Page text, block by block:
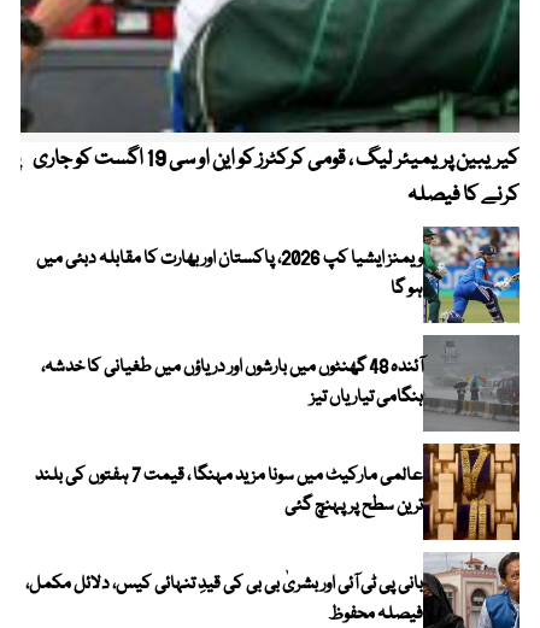
کیریبین پریمیئر لیگ ، قومی کرکٹرز کو این او سی 19 اگست کو جاری
کرنے کا فیصلہ
ویمنز ایشیا کپ 2026، پاکستان اور بھارت کا مقابلہ دبئی میں
ہو گا
آئندہ 48 گھنٹوں میں بارشوں اور دریاؤں میں طغیانی کا خدشہ،
ہنگامی تیاریاں تیز
عالمی مارکیٹ میں سونا مزید مہنگا ، قیمت 7 ہفتوں کی بلند
ترین سطح پر پہنچ گئی
بانی پی ٹی آئی اور بشریٰ بی بی کی قیدِ تنہائی کیس، دلائل مکمل،
فیصلہ محفوظ